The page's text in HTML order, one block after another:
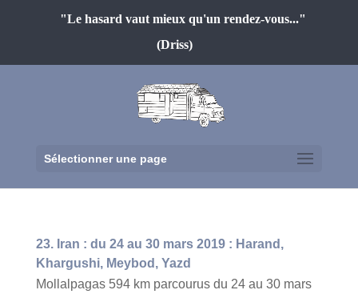
"Le hasard vaut mieux qu'un rendez-vous..."
(Driss)
Sélectionner une page
23. Iran : du 24 au 30 mars 2019 : Harand,
Khargushi, Meybod, Yazd
Mollalpagas 594 km parcourus du 24 au 30 mars